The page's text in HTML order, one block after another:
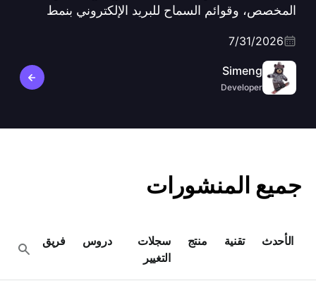
المخصص، وقوائم السماح للبريد الإلكتروني بنمط
provider v9 و Koa 3 مع تفعيل حماية SSRF بشكل
7/31/2026
Simeng
Developer
جميع المنشورات
الأحدث تقنية منتج
سجلات
التغيير
دروس فريق